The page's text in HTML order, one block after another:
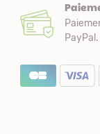
PayPal.